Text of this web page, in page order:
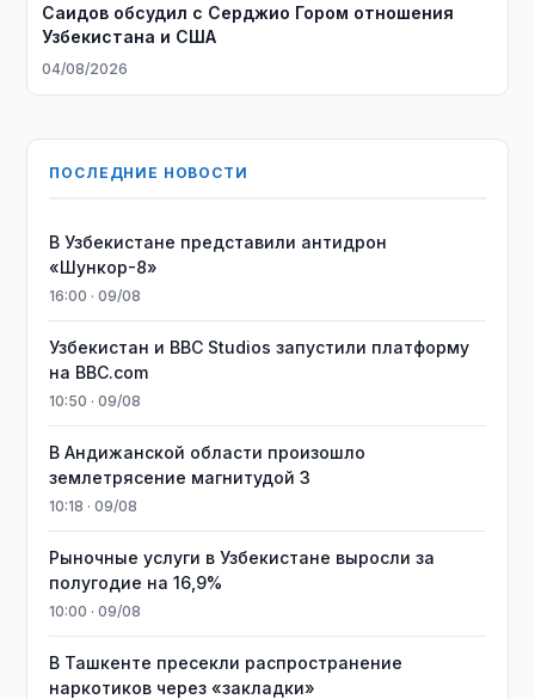
Саидов обсудил с Серджио Гором отношения
Узбекистана и США
04/08/2026
ПОСЛЕДНИЕ НОВОСТИ
В Узбекистане представили антидрон
«Шункор-8»
16:00 · 09/08
Узбекистан и BBC Studios запустили платформу
на BBC.com
10:50 · 09/08
В Андижанской области произошло
землетрясение магнитудой 3
10:18 · 09/08
Рыночные услуги в Узбекистане выросли за
полугодие на 16,9%
10:00 · 09/08
В Ташкенте пресекли распространение
наркотиков через «закладки»